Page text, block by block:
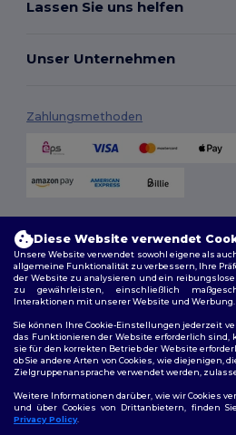
Lassen Sie uns helfen
Unser Unternehmen
Zahlungsmethoden
Folge uns
Diese Website verwendet
Unsere Website verwendet sowohl eigene als
allgemeine Funktionalität zu verbessern, Ihre
der Website zu analysieren und ein
zu gewährleisten, einschließlich
Interaktionen mit unserer Website und Werbung.
Sie können Ihre Cookie-Einstellungen jederzeit
das Funktionieren der Website erforderlich sind,
sie für den korrekten Betrieb der Website
ob Sie andere Arten von Cookies, wie diejenigen,
Zielgruppenansprache verwendet werden,
Weitere Informationen darüber, wie wir Cookies
und über Cookies von Drittanbietern, finden
Privacy Policy.